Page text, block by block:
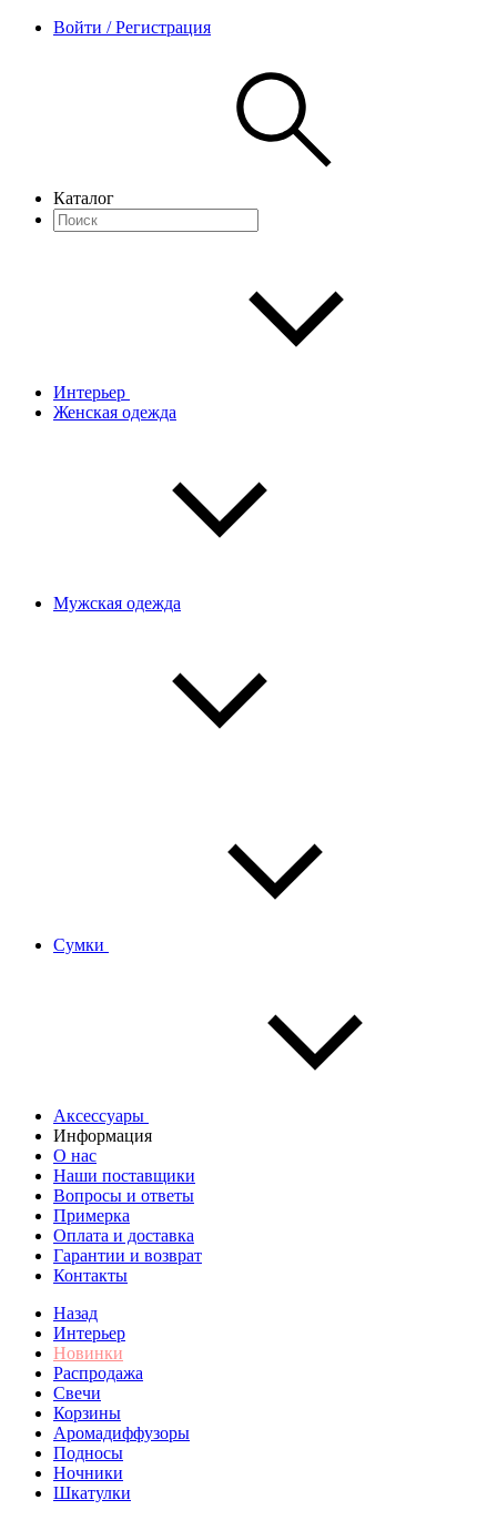
Войти / Регистрация
Каталог
Интерьер
Женская одежда
Мужская одежда
Сумки
Аксессуары
Информация
О нас
Наши поставщики
Вопросы и ответы
Примерка
Оплата и доставка
Гарантии и возврат
Контакты
Назад
Интерьер
Новинки
Распродажа
Свечи
Корзины
Аромадиффузоры
Подносы
Ночники
Шкатулки